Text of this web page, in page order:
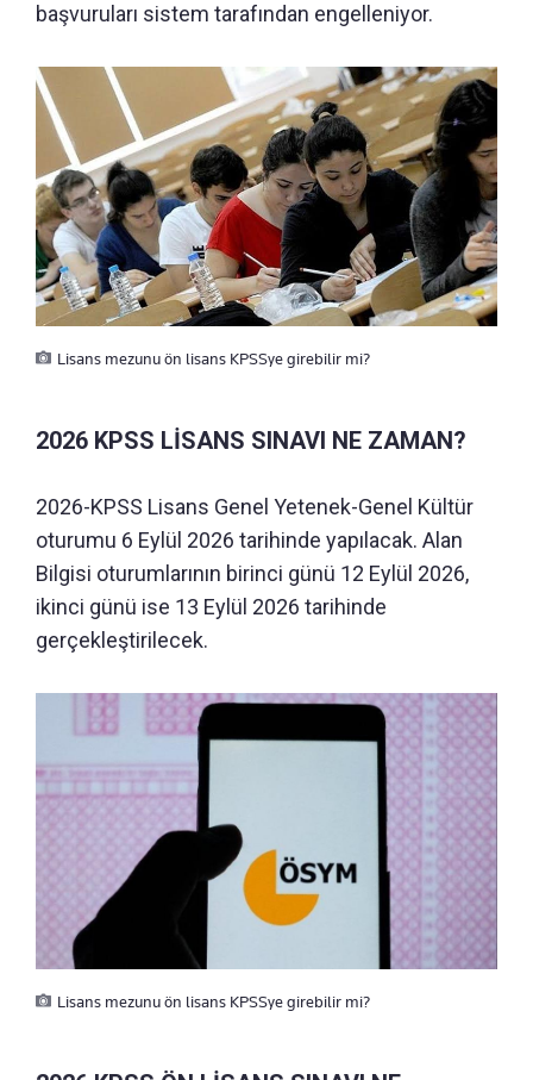
başvuruları sistem tarafından engelleniyor.
Lisans mezunu ön lisans KPSSye girebilir mi?
2026 KPSS LİSANS SINAVI NE ZAMAN?
2026-KPSS Lisans Genel Yetenek-Genel Kültür
oturumu 6 Eylül 2026 tarihinde yapılacak. Alan
Bilgisi oturumlarının birinci günü 12 Eylül 2026,
ikinci günü ise 13 Eylül 2026 tarihinde
gerçekleştirilecek.
Lisans mezunu ön lisans KPSSye girebilir mi?